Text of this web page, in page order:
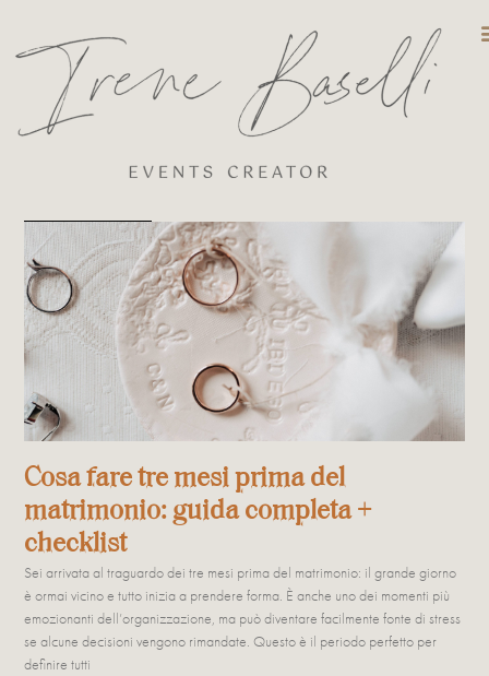
Cosa fare tre mesi prima del
matrimonio: guida completa +
checklist
Sei arrivata al traguardo dei tre mesi prima del matrimonio: il grande giorno
è ormai vicino e tutto inizia a prendere forma. È anche uno dei momenti più
emozionanti dell’organizzazione, ma può diventare facilmente fonte di stress
se alcune decisioni vengono rimandate. Questo è il periodo perfetto per
definire tutti